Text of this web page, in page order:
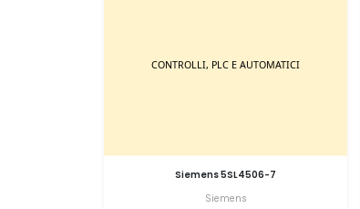
Siemens 5SL4506-7
Siemens